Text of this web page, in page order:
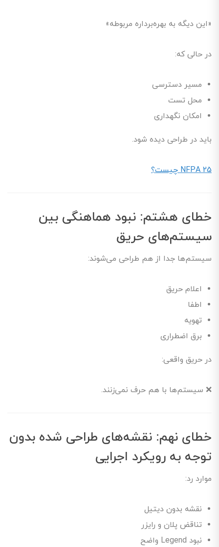
«این دیگه به بهره‌برداره مربوطه»
در حالی که:
مسیر دسترسی
محل تست
امکان نگهداری
باید در طراحی دیده شود.
NFPA 25 چیست؟
خطای هشتم: نبود هماهنگی بین
سیستم‌های حریق
سیستم‌ها جدا از هم طراحی می‌شوند:
اعلام حریق
اطفا
تهویه
برق اضطراری
در حریق واقعی:
❌ سیستم‌ها با هم حرف نمی‌زنند.
خطای نهم: نقشه‌های طراحی شده بدون
توجه به رویکرد اجرایی
موارد رد:
نقشه بدون دیتیل
تناقض پلان و رایزر
نبود Legend واضح